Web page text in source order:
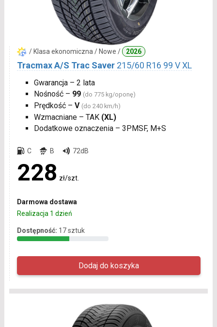
/ Klasa ekonomiczna / Nowe / 2026
Tracmax A/S Trac Saver 215/60 R16 99 V XL
Gwarancja – 2 lata
Nośność – 99 (do 775 kg/oponę)
Prędkość – V (do 240 km/h)
Wzmacniane – TAK (XL)
Dodatkowe oznaczenia – 3PMSF, M+S
C B 72dB
228 zł/szt.
Darmowa dostawa
Realizacja 1 dzień
Dostępność: 17 sztuk